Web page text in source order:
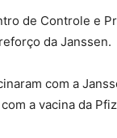
de Controle e
da Janssen.
com a
a vacina da